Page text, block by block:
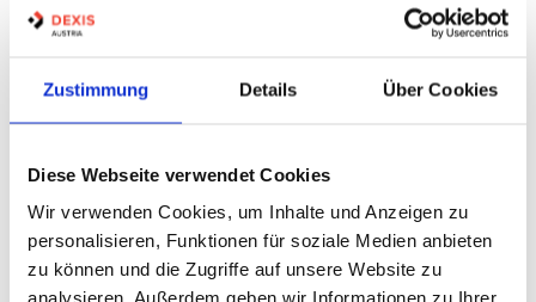
Zustimmung Details Über Cookies
Diese Webseite verwendet Cookies
Wir verwenden Cookies, um Inhalte und Anzeigen zu
personalisieren, Funktionen für soziale Medien anbieten
zu können und die Zugriffe auf unsere Website zu
analysieren. Außerdem geben wir Informationen zu Ihrer
Innen Ø:
Breite: 40
30 Varianten
Warenkorb
Nicht auf Lager